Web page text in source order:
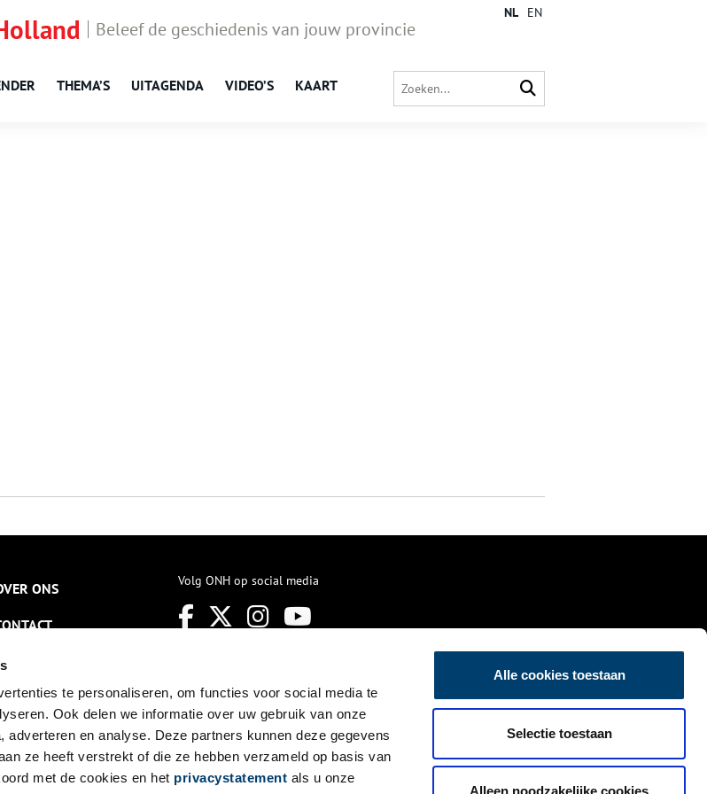
te personaliseren, om functies voor social media te
Ook delen we informatie over uw gebruik van onze
en analyse. Deze partners kunnen deze gegevens
ze heeft verstrekt of die ze hebben verzameld op basis van
met de cookies en het privacystatement als u onze
Alle cookies toestaan
Selectie toestaan
Alleen noodzakelijke cookies
Beleef de geschiedenis van jouw provincie
THEMA’S UITAGENDA VIDEO’S KAART
NL EN
ONS Volg ONH op social media